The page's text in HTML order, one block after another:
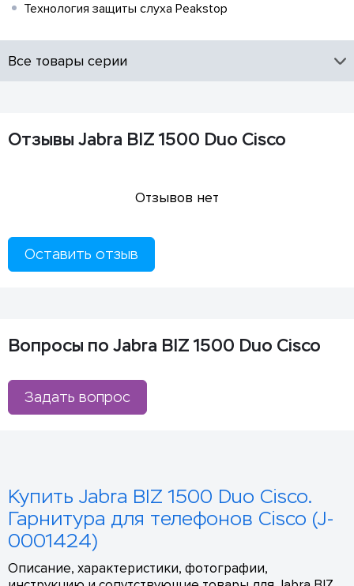
Технология защиты слуха Peakstop
Все товары серии
Отзывы Jabra BIZ 1500 Duo Cisco
Отзывов нет
Оставить отзыв
Вопросы по Jabra BIZ 1500 Duo Cisco
Задать вопрос
Купить Jabra BIZ 1500 Duo Cisco.
Гарнитура для телефонов Cisco (J-
0001424)
Описание, характеристики, фотографии,